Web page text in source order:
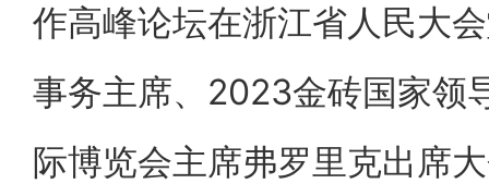
作高峰论坛在浙江省人民大
事务主席、2023金砖国家领
际博览会主席弗罗里克出席